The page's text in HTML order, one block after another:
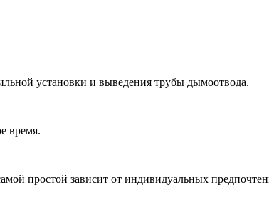
установки и выведения трубы дымоотвода.
время.
простой зависит от индивидуальных